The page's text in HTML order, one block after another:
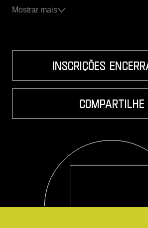
inscrições
compartilhe
Mostrar mais